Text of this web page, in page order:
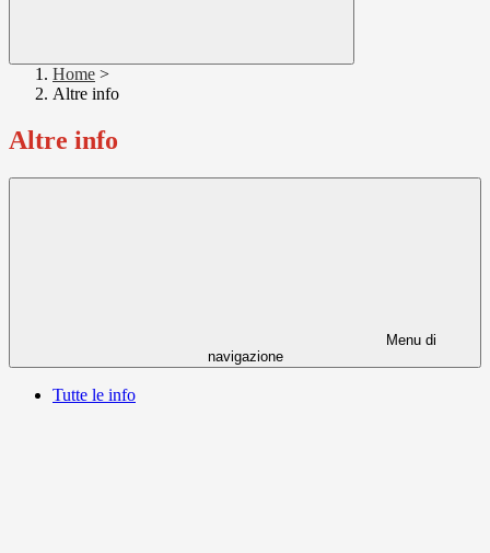
Home >
Altre info
Altre info
Menu di
navigazione
Tutte le info